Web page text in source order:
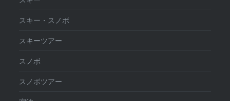
スキー・スノボ
スキーツアー
スノボ
スノボツアー